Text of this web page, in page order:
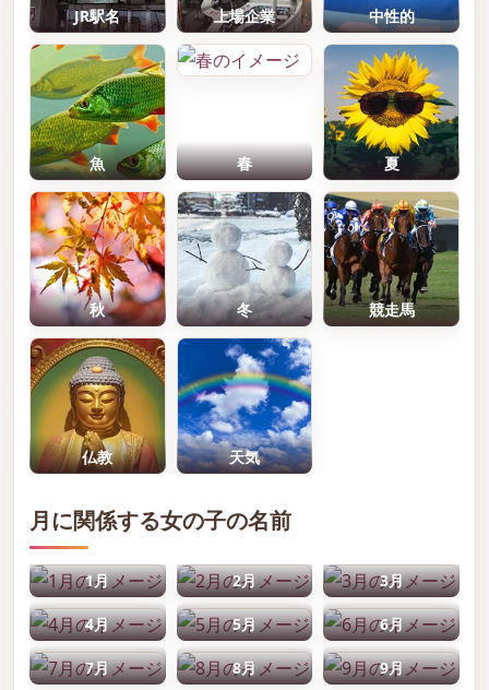
JR駅名 上場企業 中性的
魚 春 夏
秋 冬 競走馬
仏教 天気
月に関係する女の子の名前
1月 2月 3月
4月 5月 6月
7月 8月 9月